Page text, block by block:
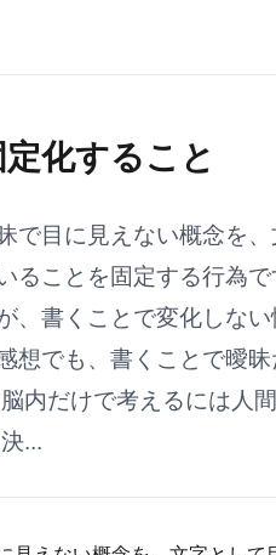
化すること
で目に見えない概念を
ることを固定する行為
、書くことで変化しな
想でも、書くことで曖
内だけで考えるには人
...